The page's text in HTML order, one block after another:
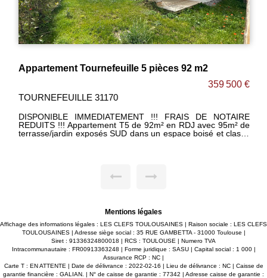
Appartement Tournefeuille 5 pièces 92 m2
359 500 €
TOURNEFEUILLE 31170
DISPONIBLE IMMEDIATEMENT !!! FRAIS DE NOTAIRE
REDUITS !!! Appartement T5 de 92m² en RDJ avec 95m² de
terrasse/jardin exposés SUD dans un espace boisé et classé
privative. -Salle de bain avec meuble double vasque et sèche
électriques dans toutes les pièces, placards aménagés...
Maxime FONTENELLE LES CLEFS TOULOUSAINES
Mentions légales
Affichage des informations légales : LES CLEFS TOULOUSAINES | Raison sociale : LES CLEFS
TOULOUSAINES | Adresse siège social : 35 RUE GAMBETTA - 31000 Toulouse |
Siret : 91336324800018 | RCS : TOULOUSE | Numero TVA
Intracommunautaire : FR00913363248 | Forme juridique : SASU | Capital social : 1 000 |
Assurance RCP : NC |
Carte T : EN ATTENTE | Date de délivrance : 2022-02-16 | Lieu de délivrance : NC | Caisse de
garantie financière : GALIAN. | N° de caisse de garantie : 77342 | Adresse caisse de garantie :